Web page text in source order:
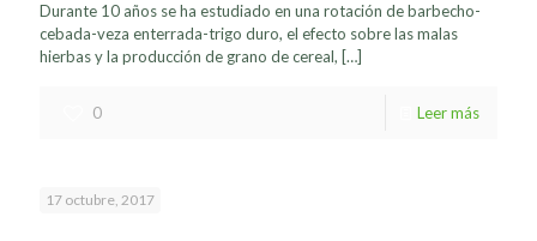
Durante 10 años se ha estudiado en una rotación de barbecho-
cebada-veza enterrada-trigo duro, el efecto sobre las malas
hierbas y la producción de grano de cereal, […]
0 Leer más
17 octubre, 2017